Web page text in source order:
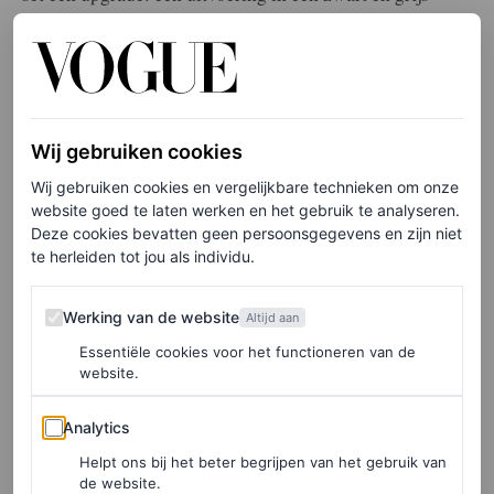
het nieuwste design van het Franse modehuis anno 2022
is vervaardigd in licht hout met dieprode pads. De set is
zachtroze leren rand met monogram.
Wat de Louis Vuitton-pingpongset nog extravaganter
maakt, is de leren hoes in het iconische donkerbruine en
taankleurige kleurenpalet. Daaraan zit een label
bevestigd waarin je maar liefst vier pingpongballen –
Louis Vuittonbranded, natuurlijk – kunt bewaren. De
‘James Ping Pong Set’ kost omgerekend ongeveer 2.270
euro en is vanaf nu verkrijgbaar. Een luxer potje
pingpong bestaat niet, denken wij zo.
Wij gebruiken cookies
Wij gebruiken cookies en vergelijkbare technieken om onze
website goed te laten werken en het gebruik te analyseren.
Deze cookies bevatten geen persoonsgegevens en zijn niet
te herleiden tot jou als individu.
Werking van de website
Werking van de website Altijd aan
Essentiële cookies voor het functioneren van de
website.
Analytics
Analytics
Helpt ons bij het beter begrijpen van het gebruik van
de website.